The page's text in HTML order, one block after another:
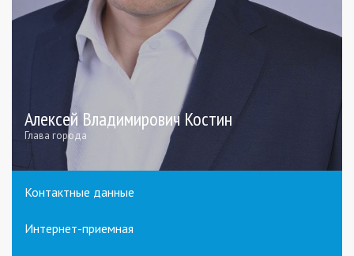
Алексей Владимирович Костин
Глава города
Контактные данные
Интернет-приемная